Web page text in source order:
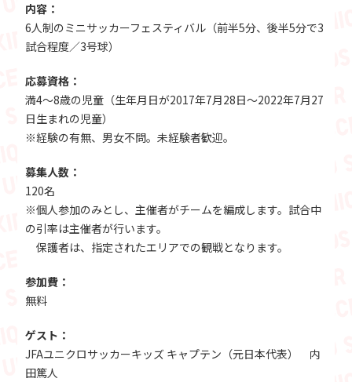
内容：
6人制のミニサッカーフェスティバル（前半5分、後半5分で3
試合程度／3号球）
応募資格：
満4～8歳の児童（生年月日が2017年7月28日～2022年7月27
日生まれの児童）
※経験の有無、男女不問。未経験者歓迎。
募集人数：
120名
※個人参加のみとし、主催者がチームを編成します。試合中
の引率は主催者が行います。
保護者は、指定されたエリアでの観戦となります。
参加費：
無料
ゲスト：
JFAユニクロサッカーキッズ キャプテン（元日本代表） 内
田篤人